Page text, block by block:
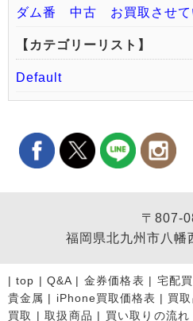
ダム番 中古 お買取させて
【カテゴリーリスト】
Default
〒807-
福岡県北九州市八幡
|top | Q&A| 金券価格表 | 宅配
貴金属 | iPhone買取価格表 | 買取
買取
|取扱商品 | 買い取りの流れ